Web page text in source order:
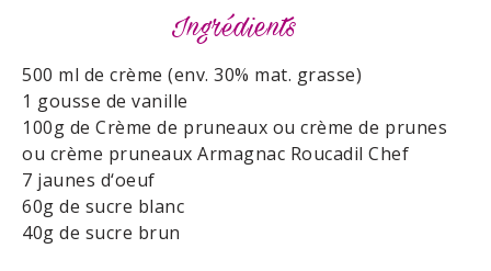
Ingrédients
500 ml de crème (env. 30% mat. grasse)
1 gousse de vanille
100g de Crème de pruneaux ou crème de prunes
ou crème pruneaux Armagnac Roucadil Chef
7 jaunes d‘oeuf
60g de sucre blanc
40g de sucre brun